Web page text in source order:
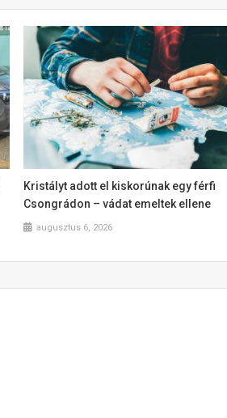
Kristályt adott el kiskorúnak egy férfi
Csongrádon – vádat emeltek ellene
augusztus 6, 2026